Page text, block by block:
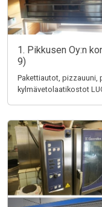
1. Pikkusen Oy:n
9)
Pakettiautot, pizzauuni,
kylmävetolaatikostot